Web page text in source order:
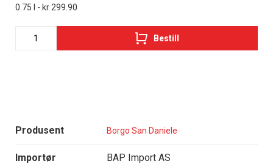
Produsent Borgo San Daniele
Importør BAP Import AS
0.75 l - kr 299.90
Bestill